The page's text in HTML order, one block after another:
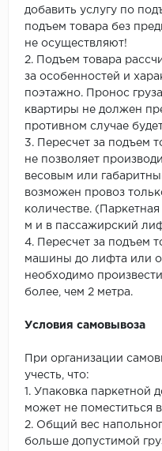
добавить услугу по
подъем товара без
не осуществляют!
2. Подъем товара
за особенностей и
поэтажно. Пронос
квартиры не должен
противном случае
3. Пересчет за подъем
не позволяет
весовым или
возможен провоз
количестве.
м и в пассажирский
4. Пересчет за подъем
машины до лифта или
необходимо
более, чем 2 метра.
Условия самовывоза
При организации
учесть, что:
1. Упаковка паркетной
может не поместиться
2. Общий вес
больше допустимой